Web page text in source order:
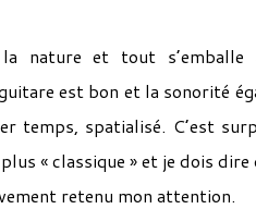
nature et tout s’emballe
est bon et la sonorité
temps, spatialisé. C’est
« classique » et je dois
retenu mon attention.